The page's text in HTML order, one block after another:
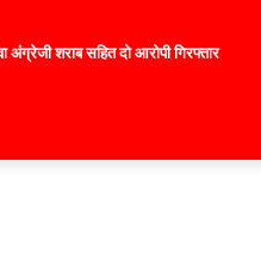
अंग्रेजी शराब सहित दो आरोपी गिरफ्तार